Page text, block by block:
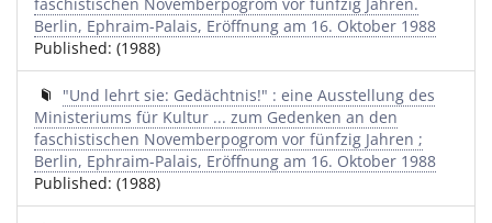
Berlin, Ephraim-Palais, Eröffnung am 16. Oktober 1988
Published: (1988)
"Und lehrt sie: Gedächtnis!" : eine Ausstellung des
Ministeriums für Kultur ... zum Gedenken an den
faschistischen Novemberpogrom vor fünfzig Jahren ;
Berlin, Ephraim-Palais, Eröffnung am 16. Oktober 1988
Published: (1988)